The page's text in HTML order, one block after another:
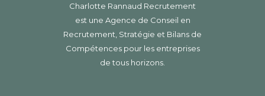
Charlotte Rannaud Recrutement
est une Agence de Conseil en
Recrutement, Stratégie et Bilans de
Compétences pour les entreprises
de tous horizons.